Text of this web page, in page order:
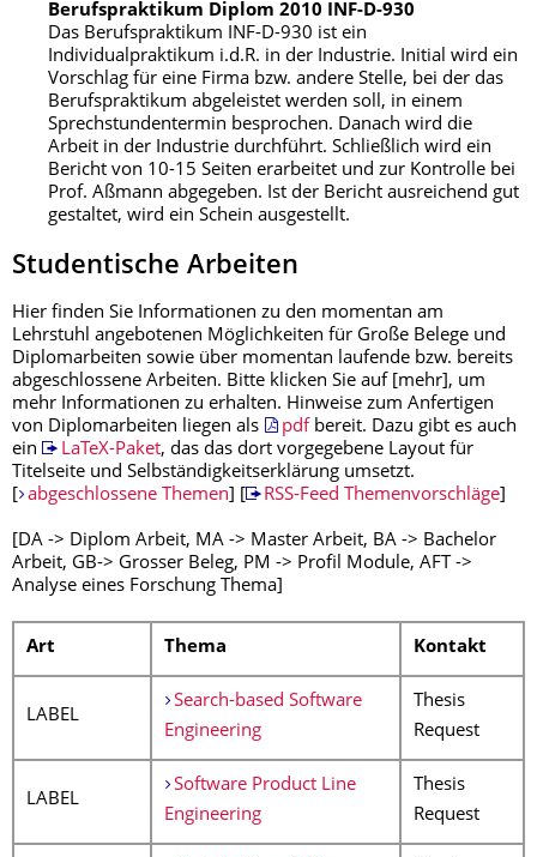
Berufspraktikum Diplom 2010 INF-D-930
Das Berufspraktikum INF-D-930 ist ein
Individualpraktikum i.d.R. in der Industrie. Initial wird ein
Vorschlag für eine Firma bzw. andere Stelle, bei der das
Berufspraktikum abgeleistet werden soll, in einem
Sprechstundentermin besprochen. Danach wird die
Arbeit in der Industrie durchführt. Schließlich wird ein
Bericht von 10-15 Seiten erarbeitet und zur Kontrolle bei
Prof. Aßmann abgegeben. Ist der Bericht ausreichend gut
gestaltet, wird ein Schein ausgestellt.
Studentische Arbeiten
Hier finden Sie Informationen zu den momentan am
Lehrstuhl angebotenen Möglichkeiten für Große Belege und
Diplomarbeiten sowie über momentan laufende bzw. bereits
abgeschlossene Arbeiten. Bitte klicken Sie auf [mehr], um
mehr Informationen zu erhalten. Hinweise zum Anfertigen
von Diplomarbeiten liegen als
pdf bereit. Dazu gibt es auch
ein
LaTeX-Paket, das das dort vorgegebene Layout für
Titelseite und Selbständigkeitserklärung umsetzt.
abgeschlossene Themen RSS-Feed Themenvorschläge
[DA -> Diplom Arbeit, MA -> Master Arbeit, BA -> Bachelor
Arbeit, GB-> Grosser Beleg, PM -> Profil Module, AFT ->
Analyse eines Forschung Thema]
Art Thema Kontakt
LABEL
Search-based Software
Engineering
Thesis
Request
LABEL
Software Product Line
Engineering
Thesis
Request